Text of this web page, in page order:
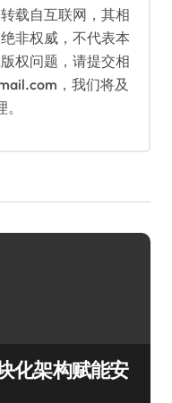
载自互联网，其相
非权威，不代表本
权问题，请提交相
，我们将及
化架构赋能安